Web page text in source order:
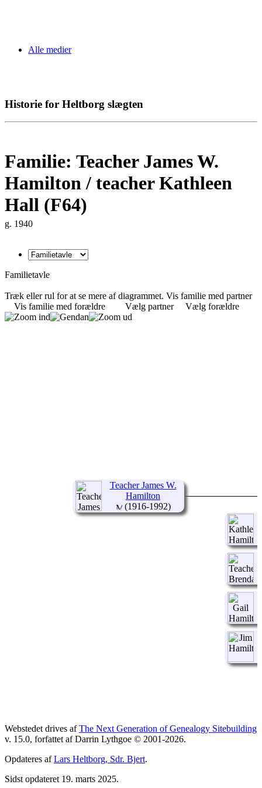
Alle medier
Historie for Heltborg slægten
Familie: Teacher James W.
Hamilton / teacher Kathleen
Hall (F64)
g. 1940
Familietavle
Træk eller rul for at se mere af diagrammet. Vis familie med partner
Vis familie med forældre
Vælg partner Vælg forældre
Teacher James W.
Hamilton
(1916-1992)
Webstedet drives afThe Next Generation of Genealogy Sitebuilding
v. 15.0, forfattet af Darrin Lythgoe © 2001-2026.
Opdateres afLars Heltborg, Sdr. Bjert.
Sidst opdateret 19. marts 2025.